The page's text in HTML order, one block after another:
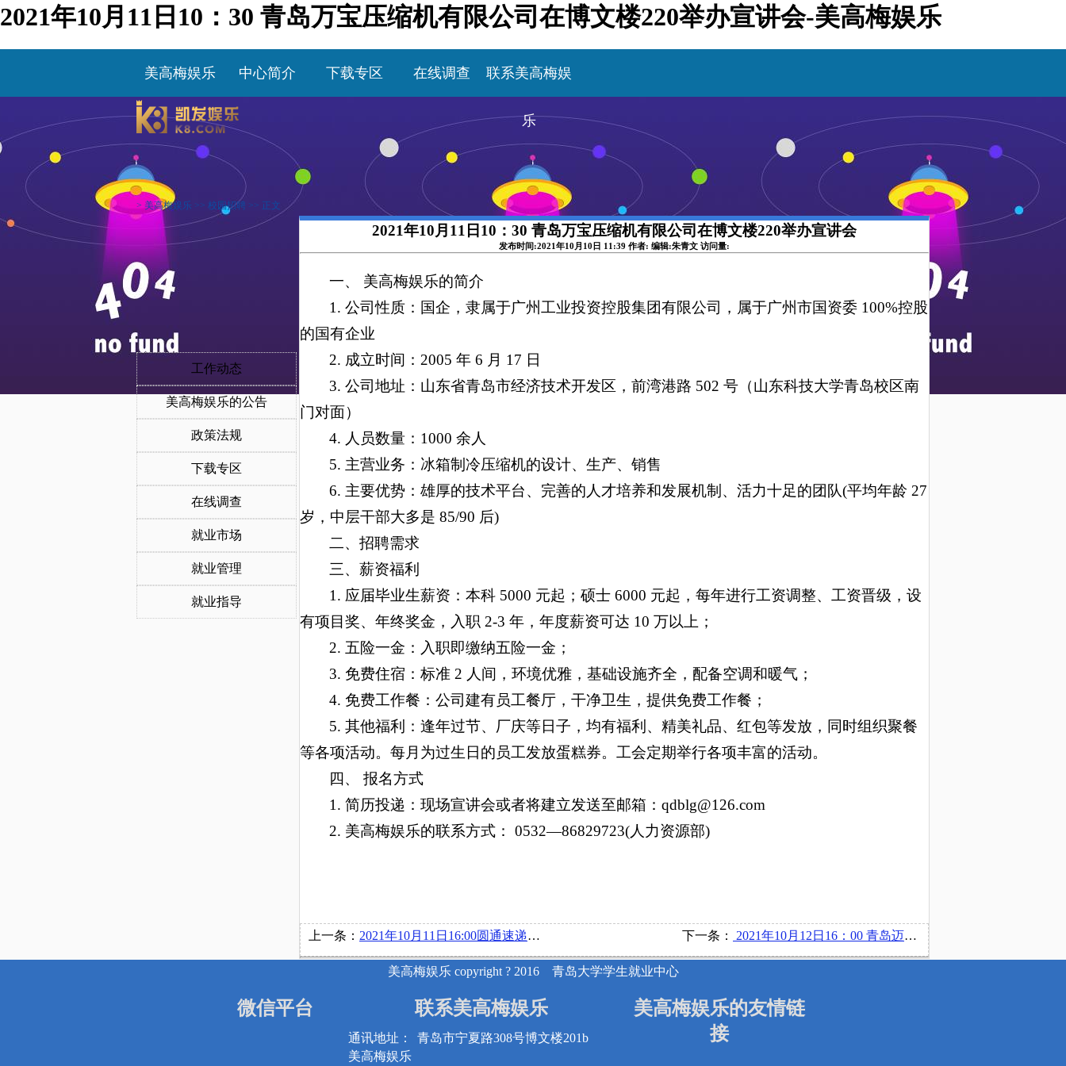
2021年10月11日10：30 青岛万宝压缩机有限公司在博文楼220举办宣讲会-美高梅娱乐
美高梅娱乐 中心简介 下载专区 在线调查 联系美高梅娱
乐
> 美高梅娱乐 >> 校园招聘 >> 正文
工作动态
美高梅娱乐的公告
政策法规
下载专区
在线调查
就业市场
就业管理
就业指导
2021年10月11日10：30 青岛万宝压缩机有限公司在博文楼220举办宣讲会
发布时间:2021年10月10日 11:39 作者: 编辑:朱青文 访问量:
一、 美高梅娱乐的简介
1. 公司性质：国企，隶属于广州工业投资控股集团有限公司，属于广州市国资委 100%控股
的国有企业
2. 成立时间：2005 年 6 月 17 日
3. 公司地址：山东省青岛市经济技术开发区，前湾港路 502 号（山东科技大学青岛校区南
门对面）
4. 人员数量：1000 余人
5. 主营业务：冰箱制冷压缩机的设计、生产、销售
6. 主要优势：雄厚的技术平台、完善的人才培养和发展机制、活力十足的团队(平均年龄 27
岁，中层干部大多是 85/90 后)
二、招聘需求
三、薪资福利
1. 应届毕业生薪资：本科 5000 元起；硕士 6000 元起，每年进行工资调整、工资晋级，设
有项目奖、年终奖金，入职 2-3 年，年度薪资可达 10 万以上；
2. 五险一金：入职即缴纳五险一金；
3. 免费住宿：标准 2 人间，环境优雅，基础设施齐全，配备空调和暖气；
4. 免费工作餐：公司建有员工餐厅，干净卫生，提供免费工作餐；
5. 其他福利：逢年过节、厂庆等日子，均有福利、精美礼品、红包等发放，同时组织聚餐
等各项活动。每月为过生日的员工发放蛋糕券。工会定期举行各项丰富的活动。
四、 报名方式
1. 简历投递：现场宣讲会或者将建立发送至邮箱：qdblg@126.com
2. 美高梅娱乐的联系方式： 0532—86829723(人力资源部)
上一条： 2021年10月11日16:00圆通速递有限公司在博文楼220举办宣讲会 下一条： 2021年10月12日16：00 青岛迈金智能科技股份有限公司在博文楼218举办宣讲会
美高梅娱乐 copyright ? 2016 青岛大学学生就业中心
微信平台 联系美高梅娱乐
通讯地址：
青岛市宁夏路308号博文楼201b
美高梅娱乐
美高梅娱乐的友情链
接